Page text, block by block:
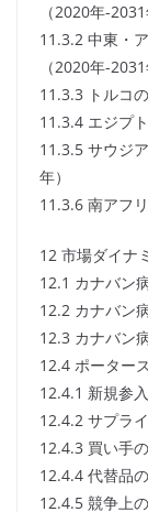
（2020年-2031
11.3.2 中東・
（2020年-2031
11.3.3 トルコ
11.3.4 エジプ
11.3.5 サウジ
年）
11.3.6 南アフ
12 市場ダイナ
12.1 カナバン
12.2 カナバン
12.3 カナバン
12.4 ポーター
12.4.1 新規参
12.4.2 サプラ
12.4.3 買い手
12.4.4 代替品
12.4.5 競争上